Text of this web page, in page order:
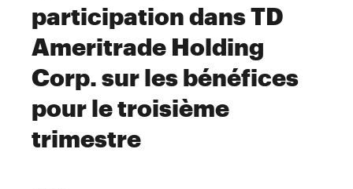
participation dans TD
Ameritrade Holding
Corp. sur les bénéfices
pour le troisième
trimestre